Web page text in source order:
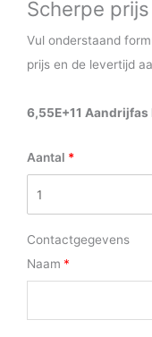
Scherpe
Vul onderstaand
prijs en de levertijd
6,55E+11
Aantal
Contactgegevens
Naam